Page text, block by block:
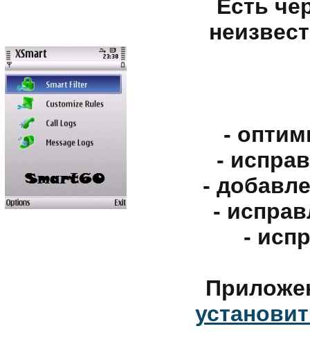
Есть
-
-
-
-
-